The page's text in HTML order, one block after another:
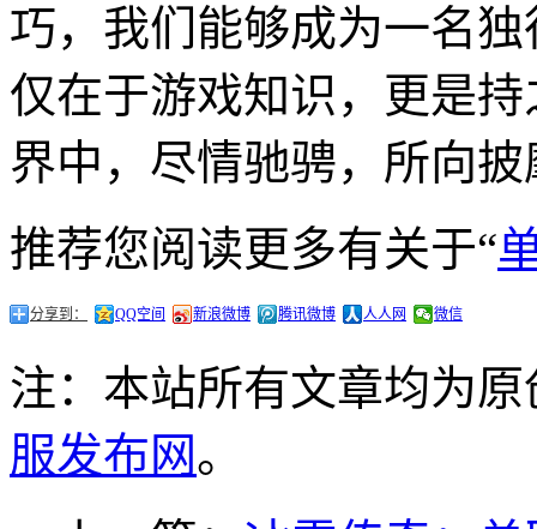
巧，我们能够成为一名
仅在于游戏知识，更是
界中，尽情驰骋，所向披
推荐您阅读更多有关于“
分享到： QQ空间 新浪微博 腾讯微博 人人网 微信
注：本站所有文章均为
服发布网。